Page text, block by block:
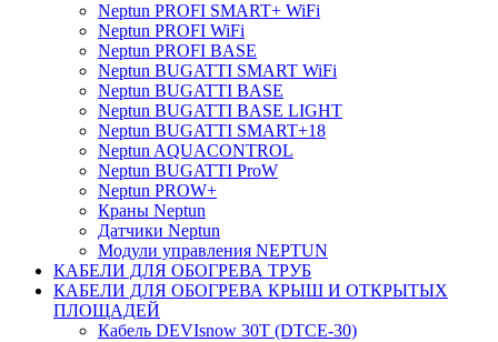
Neptun PROFI SMART+ WiFi
Neptun PROFI WiFi
Neptun PROFI BASE
Neptun BUGATTI SMART WiFi
Neptun BUGATTI BASE
Neptun BUGATTI BASE LIGHT
Neptun BUGATTI SMART+18
Neptun AQUACONTROL
Neptun BUGATTI ProW
Neptun PROW+
Краны Neptun
Датчики Neptun
Модули управления NEPTUN
КАБЕЛИ ДЛЯ ОБОГРЕВА ТРУБ
КАБЕЛИ ДЛЯ ОБОГРЕВА КРЫШ И ОТКРЫТЫХ
ПЛОЩАДЕЙ
Кабель DEVIsnow 30Т (DTCE-30)